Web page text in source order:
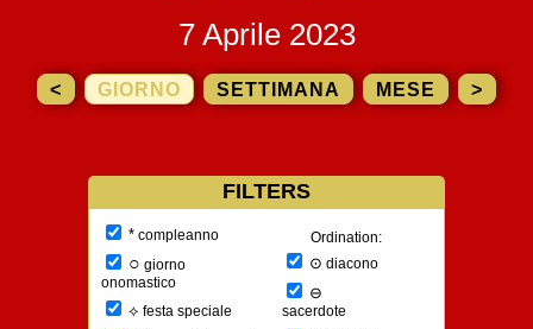
7 Aprile 2023
< GIORNO SETTIMANA MESE >
FILTERS
*compleanno
○ giorno
onomastico
⟡ festa speciale
Ordination:
⊙ diacono
⊖
sacerdote